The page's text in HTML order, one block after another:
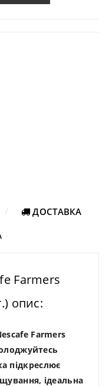
ДОСТАВКА
Farmers
опис:
Farmers
підкреслює
ідеальна